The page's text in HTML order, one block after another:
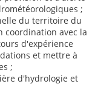
;
du territoire du
coordination avec la
d'expérience
et mettre à
;
d'hydrologie et